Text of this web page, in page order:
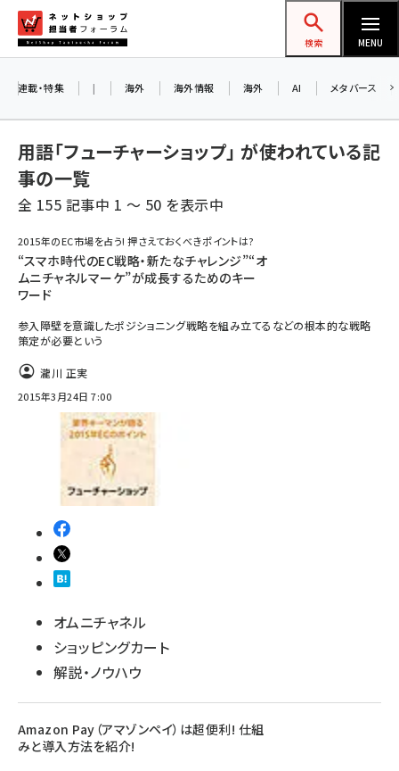
ン
ネットショップ担当者フォーラム
検索 MENU
amazon (2247)
yahoo (1901)
楽天 (1871)
アスクル (1119)
base (1075)
ビィ・フォアード (773)
revico (739)
連載・特集 | 海外 海外情報 海外 AI メタバース
用語「フューチャーショップ」 が使われている記
事の一覧
全 155 記事中 1 ～ 50 を表示中
2015年のEC市場を占う! 押さえておくべきポイントは?
“スマホ時代のEC戦略・新たなチャレンジ”“オ
ムニチャネルマーケ”が成長するためのキー
ワード
参入障壁を意識したポジショニング戦略を組み立てるなどの根本的な戦略
策定が必要という
瀧川 正実
2015年3月24日 7:00
オムニチャネル
ショッピングカート
解説・ノウハウ
Amazon Pay（アマゾンペイ）は超便利! 仕組
みと導入方法を紹介!
AIが買い物を代行する時代に打つべき「次の
一手」とは？ アルペン、オイシックス、元UA責
任者が登壇のリアルECセミナー（8/26＠東
者と交流できる交流会も実施します。すべて
の講演を無料で聴講できます！
参加登録はこちら↑